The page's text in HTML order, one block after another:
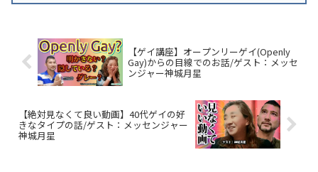
【ゲイ講座】オープンリーゲイ(Openly
Gay)からの目線でのお話/ゲスト：メッセ
ンジャー神城月星
【絶対見なくて良い動画】40代ゲイの好
きなタイプの話/ゲスト：メッセンジャー
神城月星